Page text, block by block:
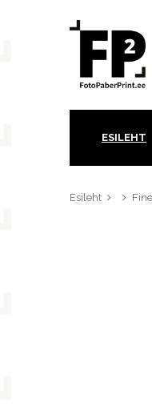
ESILEHT
Esileht